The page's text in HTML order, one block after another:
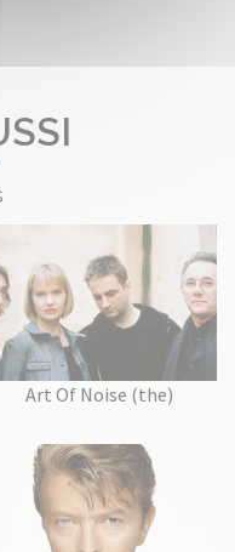
Art Of Noise (the)